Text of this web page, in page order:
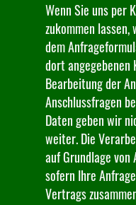
Wenn Sie uns per
zukommen lassen,
dem
dort
Bearbeitung der
Anschlussfragen
Daten geben wir
weiter. Die
auf Grundlage von
sofern Ihre
Vertrags